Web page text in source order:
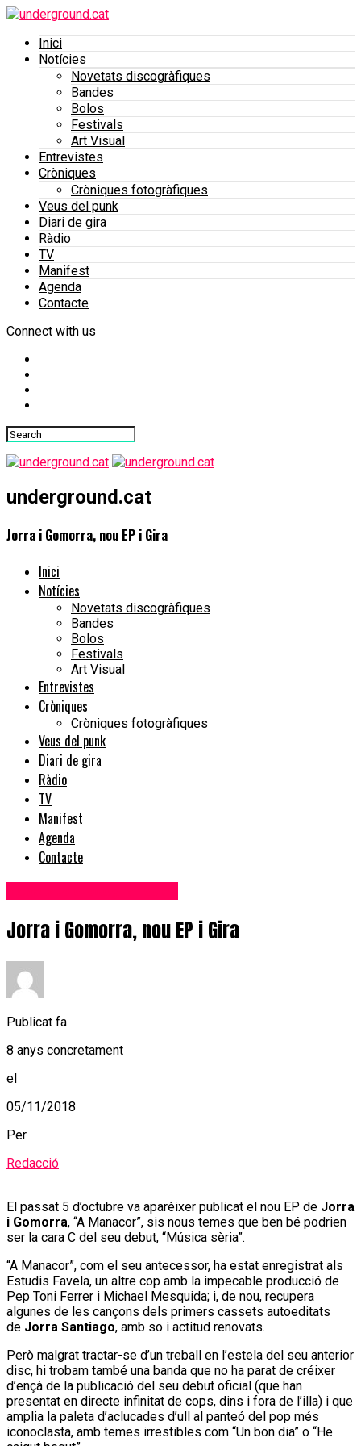
Inici
Notícies
Novetats discogràfiques
Bandes
Bolos
Festivals
Art Visual
Entrevistes
Cròniques
Cròniques fotogràfiques
Veus del punk
Diari de gira
Ràdio
TV
Manifest
Agenda
Contacte
Connect with us
underground.cat
Jorra i Gomorra, nou EP i Gira
Inici
Notícies
Novetats discogràfiques
Bandes
Bolos
Festivals
Art Visual
Entrevistes
Cròniques
Cròniques fotogràfiques
Veus del punk
Diari de gira
Ràdio
TV
Manifest
Agenda
Contacte
Jorra i Gomorra, nou EP i Gira
Publicat fa
8 anys concretament
el
05/11/2018
Per
Redacció
El passat 5 d’octubre va aparèixer publicat el nou EP de Jorra
i Gomorra, “A Manacor”, sis nous temes que ben bé podrien
ser la cara C del seu debut, “Música sèria”.
“A Manacor”, com el seu antecessor, ha estat enregistrat als
Estudis Favela, un altre cop amb la impecable producció de
Pep Toni Ferrer i Michael Mesquida; i, de nou, recupera
algunes de les cançons dels primers cassets autoeditats
de Jorra Santiago, amb so i actitud renovats.
Però malgrat tractar-se d’un treball en l’estela del seu anterior
disc, hi trobam també una banda que no ha parat de créixer
d’ençà de la publicació del seu debut oficial (que han
presentat en directe infinitat de cops, dins i fora de l’illa) i que
amplia la paleta d’aclucades d’ull al panteó del pop més
iconoclasta, amb temes irrestibles com “Un bon dia” o “He